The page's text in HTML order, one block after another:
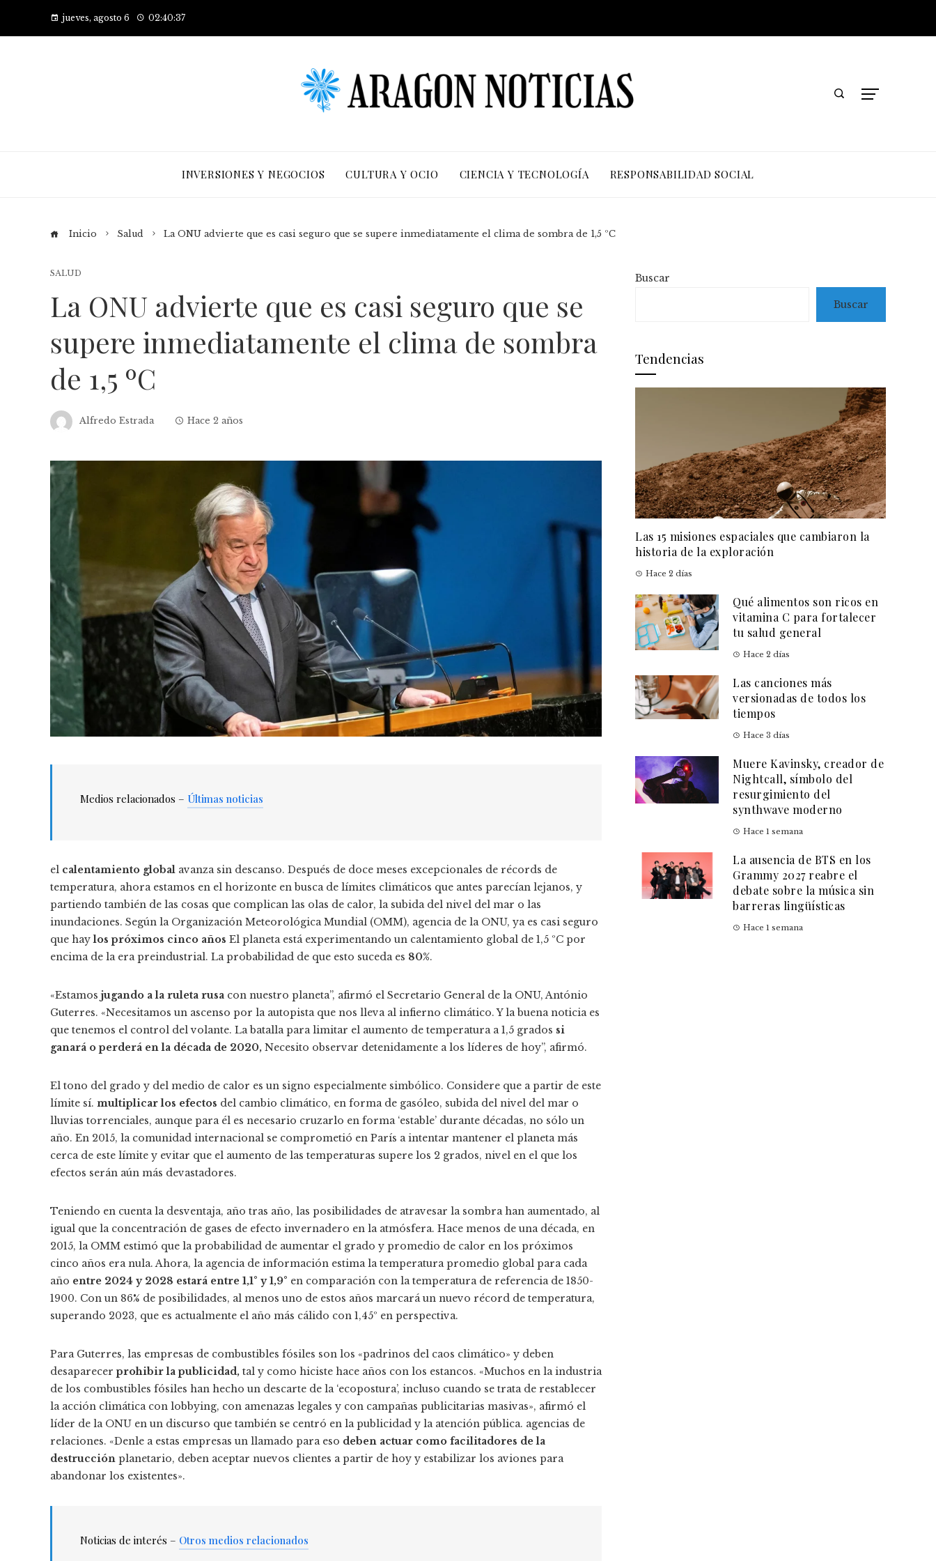
jueves, agosto 6 02:40:38
INVERSIONES Y NEGOCIOS CULTURA Y OCIO CIENCIA Y TECNOLOGÍA RESPONSABILIDAD SOCIAL
Inicio Salud La ONU advierte que es casi seguro que se supere inmediatamente el clima de sombra de 1,5 ºC
SALUD
La ONU advierte que es casi seguro que se
supere inmediatamente el clima de sombra
de 1,5 ºC
Alfredo Estrada Hace 2 años
Medios relacionados – Últimas noticias
el calentamiento global avanza sin descanso. Después de doce meses excepcionales de récords de
temperatura, ahora estamos en el horizonte en busca de límites climáticos que antes parecían lejanos, y
partiendo también de las cosas que complican las olas de calor, la subida del nivel del mar o las
inundaciones. Según la Organización Meteorológica Mundial (OMM), agencia de la ONU, ya es casi seguro
que haylos próximos cinco años El planeta está experimentando un calentamiento global de 1,5 ºC por
encima de la era preindustrial. La probabilidad de que esto suceda es 80%.
«Estamos jugando a la ruleta rusa con nuestro planeta”, afirmó el Secretario General de la ONU, António
Guterres. «Necesitamos un ascenso por la autopista que nos lleva al infierno climático. Y la buena noticia es
que tenemos el control del volante. La batalla para limitar el aumento de temperatura a 1,5 grados si
ganará o perderá en la década de 2020, Necesito observar detenidamente a los líderes de hoy”, afirmó.
El tono del grado y del medio de calor es un signo especialmente simbólico. Considere que a partir de este
límite sí. multiplicar los efectos del cambio climático, en forma de gasóleo, subida del nivel del mar o
lluvias torrenciales, aunque para él es necesario cruzarlo en forma ‘estable’ durante décadas, no sólo un
año. En 2015, la comunidad internacional se comprometió en París a intentar mantener el planeta más
cerca de este límite y evitar que el aumento de las temperaturas supere los 2 grados, nivel en el que los
efectos serán aún más devastadores.
Teniendo en cuenta la desventaja, año tras año, las posibilidades de atravesar la sombra han aumentado, al
igual que la concentración de gases de efecto invernadero en la atmósfera. Hace menos de una década, en
2015, la OMM estimó que la probabilidad de aumentar el grado y promedio de calor en los próximos
cinco años era nula. Ahora, la agencia de información estima la temperatura promedio global para cada
año entre 2024 y 2028 estará entre 1,1° y 1,9° en comparación con la temperatura de referencia de 1850-
1900. Con un 86% de posibilidades, al menos uno de estos años marcará un nuevo récord de temperatura,
superando 2023, que es actualmente el año más cálido con 1,45º en perspectiva.
Para Guterres, las empresas de combustibles fósiles son los «padrinos del caos climático» y deben
desaparecerprohibir la publicidad, tal y como hiciste hace años con los estancos. «Muchos en la industria
de los combustibles fósiles han hecho un descarte de la ‘ecopostura’, incluso cuando se trata de restablecer
la acción climática con lobbying, con amenazas legales y con campañas publicitarias masivas», afirmó el
líder de la ONU en un discurso que también se centró en la publicidad y la atención pública. agencias de
relaciones. «Denle a estas empresas un llamado para eso deben actuar como facilitadores de la
destrucción planetario, deben aceptar nuevos clientes a partir de hoy y estabilizar los aviones para
abandonar los existentes».
Noticias de interés – Otros medios relacionados
Buscar
Buscar
Tendencias
Las 15 misiones espaciales que cambiaron la
historia de la exploración
Hace 2 días
Qué alimentos son ricos en
vitamina C para fortalecer
tu salud general
Hace 2 días
Las canciones más
versionadas de todos los
tiempos
Hace 3 días
Muere Kavinsky, creador de
Nightcall, símbolo del
resurgimiento del
synthwave moderno
Hace 1 semana
La ausencia de BTS en los
Grammy 2027 reabre el
debate sobre la música sin
barreras lingüísticas
Hace 1 semana